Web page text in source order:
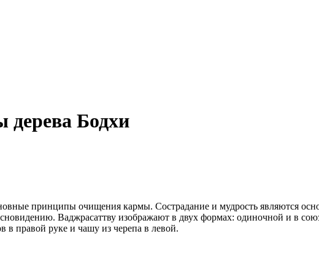
Бодхи
принципы очищения кармы. Сострадание и мудрость являются
Ваджрасаттву изображают в двух формах: одиночной и в
в правой руке и чашу из черепа в левой.